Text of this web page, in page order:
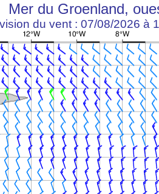
Mer du Groenland,
du vent : 07/08/2026 à